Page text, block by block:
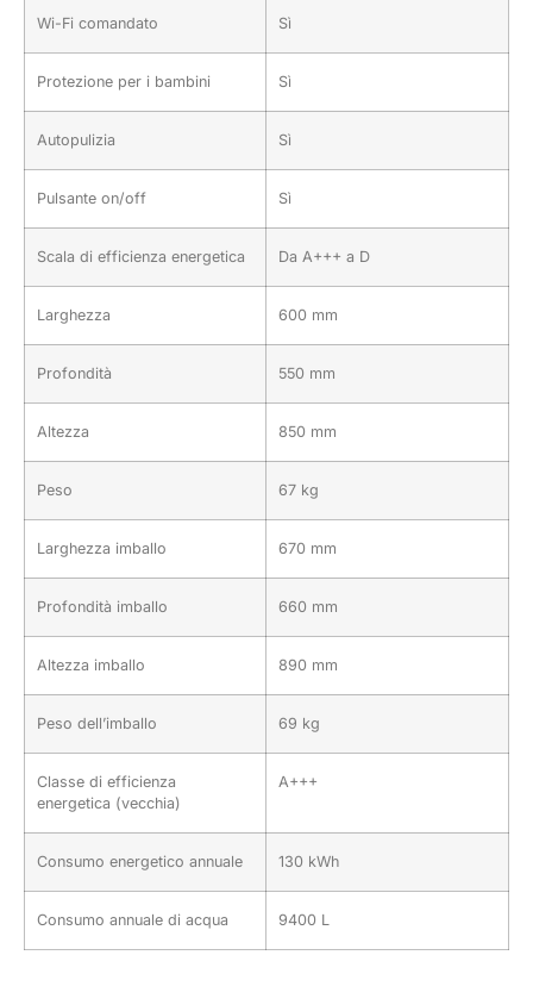
Wi-Fi comandato Sì
Protezione per i bambini Sì
Autopulizia Sì
Pulsante on/off Sì
Scala di efficienza energetica Da A+++ a D
Larghezza 600 mm
Profondità 550 mm
Altezza 850 mm
Peso 67 kg
Larghezza imballo 670 mm
Profondità imballo 660 mm
Altezza imballo 890 mm
Peso dell’imballo 69 kg
Classe di efficienza
energetica (vecchia)
A+++
Consumo energetico annuale 130 kWh
Consumo annuale di acqua 9400 L